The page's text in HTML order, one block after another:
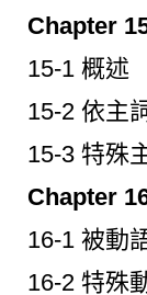
Chapter
15-1 概述
15-2 依主
15-3 特殊
Chapter
16-1 被動
16-2 特殊